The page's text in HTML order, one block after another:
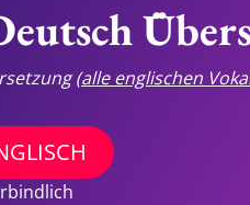
(alle englischen